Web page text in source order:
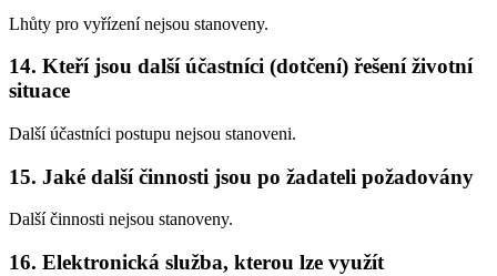
Lhůty pro vyřízení nejsou stanoveny.
14. Kteří jsou další účastníci (dotčení) řešení životní
situace
Další účastníci postupu nejsou stanoveni.
15. Jaké další činnosti jsou po žadateli požadovány
Další činnosti nejsou stanoveny.
16. Elektronická služba, kterou lze využít